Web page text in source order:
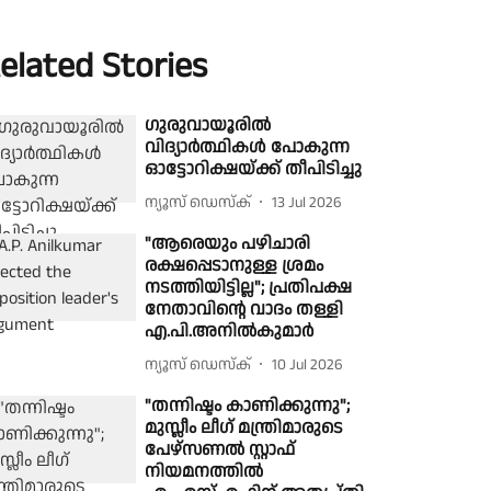
Stories
ഗുരുവായൂരിൽ
വിദ്യാർത്ഥികൾ പോകുന്ന
ഓട്ടോറിക്ഷയ്ക്ക് തീപിടിച്ചു
ന്യൂസ് ഡെസ്ക് 13 Jul 2026
"ആരെയും പഴിചാരി
രക്ഷപ്പെടാനുള്ള ശ്രമം
നടത്തിയിട്ടില്ല"; പ്രതിപക്ഷ
നേതാവിൻ്റെ വാദം തള്ളി
എ.പി.അനിൽകുമാർ
ന്യൂസ് ഡെസ്ക് 10 Jul 2026
"തന്നിഷ്ടം കാണിക്കുന്നു";
മുസ്ലീം ലീഗ് മന്ത്രിമാരുടെ
പേഴ്‌സണല്‍ സ്റ്റാഫ്
നിയമനത്തില്‍